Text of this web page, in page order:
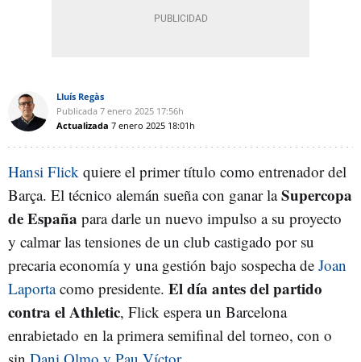
Lluís Regàs
Publicada 7 enero 2025 17:56h
Actualizada 7 enero 2025 18:01h
Hansi Flick quiere el primer título como entrenador del
Barça. El técnico alemán sueña con ganar laSupercopa
de España para darle un nuevo impulso a su proyecto
y calmar las tensiones de un club castigado por su
precaria economía y una gestión bajo sospecha de Joan
Laportacomo presidente. El día antes del partido
contra el Athletic, Flick espera un Barcelona
enrabietado en la primera semifinal del torneo, con o